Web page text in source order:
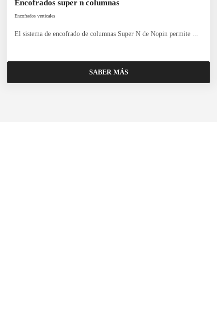
Encofrados super n columnas
Encofrados verticales
El sistema de encofrado de columnas Super N de Nopin permite ...
SABER MÁS